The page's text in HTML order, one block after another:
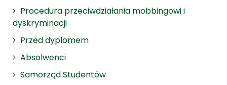
Procedura przeciwdziałania mobbingowi i
dyskryminacji
Przed dyplomem
Absolwenci
Samorząd Studentów